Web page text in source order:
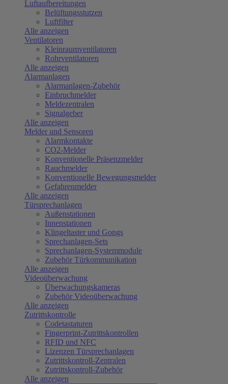
Luftaufbereitungen
Belüftungsstutzen
Luftfilter
Alle anzeigen
Ventilatoren
Kleinraumventilatoren
Rohrventilatoren
Alle anzeigen
Alarmanlagen
Alarmanlagen-Zubehör
Einbruchmelder
Meldezentralen
Signalgeber
Alle anzeigen
Melder und Sensoren
Alarmkontakte
CO2-Melder
Konventionelle Präsenzmelder
Rauchmelder
Konventionelle Bewegungsmelder
Gefahrenmelder
Alle anzeigen
Türsprechanlagen
Außenstationen
Innenstationen
Klingeltaster und Gongs
Sprechanlagen-Sets
Sprechanlagen-Systemmodule
Zubehör Türkommunikation
Alle anzeigen
Videoüberwachung
Überwachungskameras
Zubehör Videoüberwachung
Alle anzeigen
Zutrittskontrolle
Codetastaturen
Fingerprint-Zutrittskontrollen
RFID und NFC
Lizenzen Türsprechanlagen
Zutrittskontroll-Zentralen
Zutrittskontroll-Zubehör
Alle anzeigen